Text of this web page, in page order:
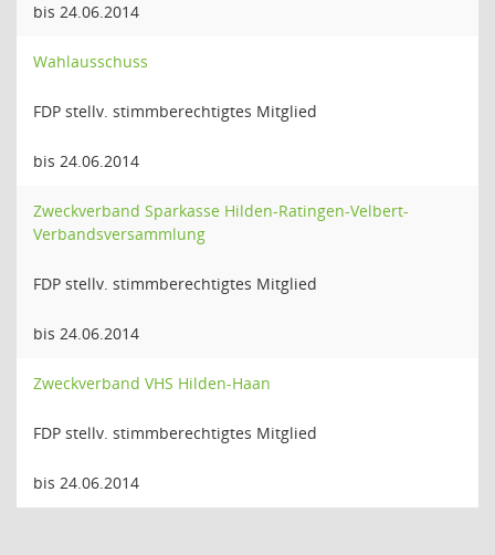
bis 24.06.2014
Wahlausschuss
FDP stellv. stimmberechtigtes Mitglied
bis 24.06.2014
Zweckverband Sparkasse Hilden-Ratingen-Velbert-
Verbandsversammlung
FDP stellv. stimmberechtigtes Mitglied
bis 24.06.2014
Zweckverband VHS Hilden-Haan
FDP stellv. stimmberechtigtes Mitglied
bis 24.06.2014